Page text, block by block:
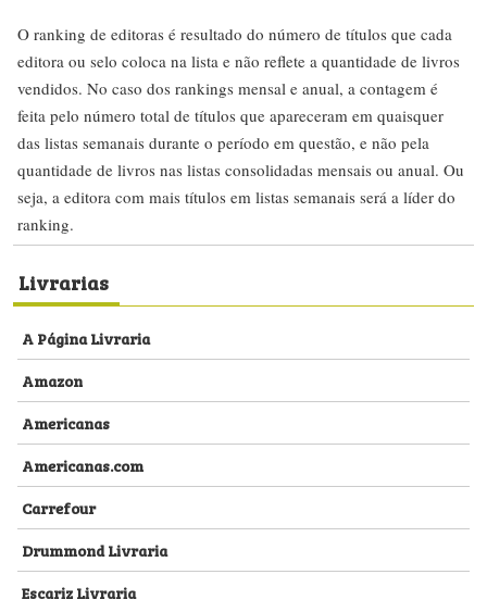
O ranking de editoras é resultado do número de títulos que cada
editora ou selo coloca na lista e não reflete a quantidade de livros
vendidos. No caso dos rankings mensal e anual, a contagem é
feita pelo número total de títulos que apareceram em quaisquer
das listas semanais durante o período em questão, e não pela
quantidade de livros nas listas consolidadas mensais ou anual. Ou
seja, a editora com mais títulos em listas semanais será a líder do
ranking.
Livrarias
A Página Livraria
Amazon
Americanas
Americanas.com
Carrefour
Drummond Livraria
Escariz Livraria